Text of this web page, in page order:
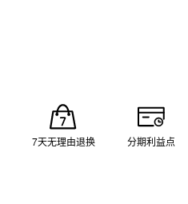
7天无理由退换 分期利益点